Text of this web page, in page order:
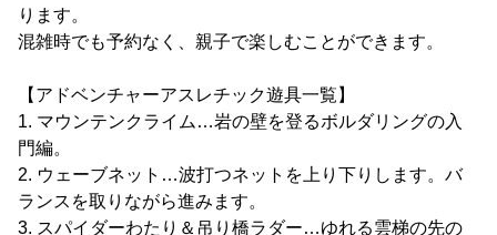
ります。
混雑時でも予約なく、親子で楽しむことができます。
【アドベンチャーアスレチック遊具一覧】
1. マウンテンクライム…岩の壁を登るボルダリングの入
門編。
2. ウェーブネット…波打つネットを上り下りします。バ
ランスを取りながら進みます。
3. スパイダーわたり＆吊り橋ラダー…ゆれる雲梯の先の